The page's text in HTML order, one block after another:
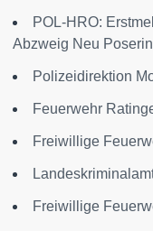
POL-HRO:
Abzweig Neu
Polizeidirektion
Feuerwehr
Freiwillige
Freiwillige